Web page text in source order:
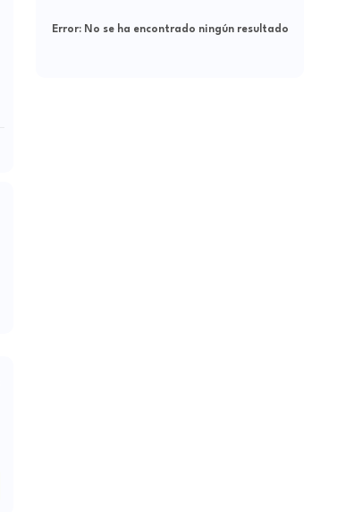
Error:No se ha encontrado ningún resultado